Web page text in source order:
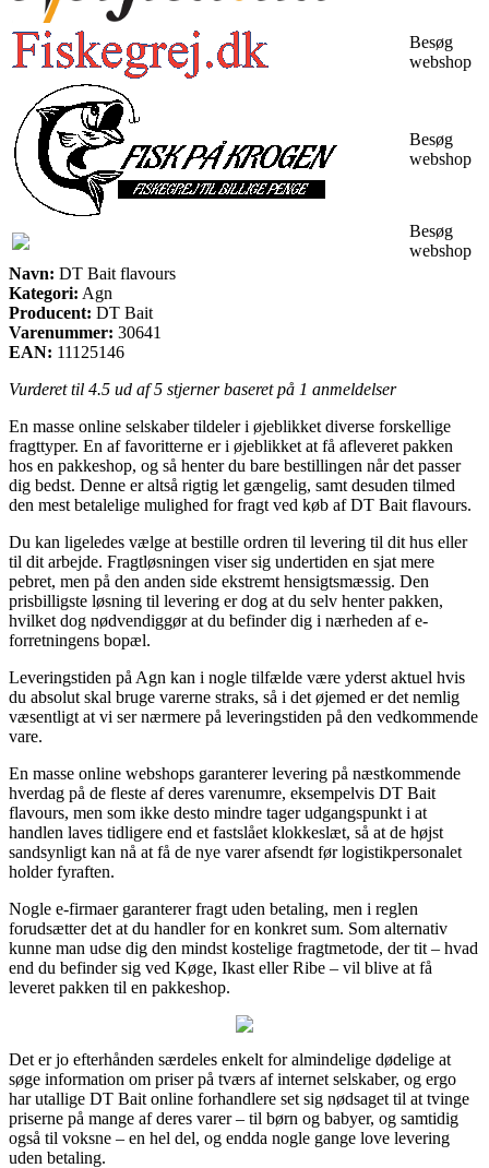
Besøg
webshop
Besøg
webshop
Besøg
webshop
Navn: DT Bait flavours
Kategori: Agn
Producent: DT Bait
Varenummer: 30641
EAN: 11125146
Vurderet til 4.5 ud af 5 stjerner baseret på 1 anmeldelser
En masse online selskaber tildeler i øjeblikket diverse forskellige
fragttyper. En af favoritterne er i øjeblikket at få afleveret pakken
hos en pakkeshop, og så henter du bare bestillingen når det passer
dig bedst. Denne er altså rigtig let gængelig, samt desuden tilmed
den mest betalelige mulighed for fragt ved køb af DT Bait flavours.
Du kan ligeledes vælge at bestille ordren til levering til dit hus eller
til dit arbejde. Fragtløsningen viser sig undertiden en sjat mere
pebret, men på den anden side ekstremt hensigtsmæssig. Den
prisbilligste løsning til levering er dog at du selv henter pakken,
hvilket dog nødvendiggør at du befinder dig i nærheden af e-
forretningens bopæl.
Leveringstiden på Agn kan i nogle tilfælde være yderst aktuel hvis
du absolut skal bruge varerne straks, så i det øjemed er det nemlig
væsentligt at vi ser nærmere på leveringstiden på den vedkommende
vare.
En masse online webshops garanterer levering på næstkommende
hverdag på de fleste af deres varenumre, eksempelvis DT Bait
flavours, men som ikke desto mindre tager udgangspunkt i at
handlen laves tidligere end et fastslået klokkeslæt, så at de højst
sandsynligt kan nå at få de nye varer afsendt før logistikpersonalet
holder fyraften.
Nogle e-firmaer garanterer fragt uden betaling, men i reglen
forudsætter det at du handler for en konkret sum. Som alternativ
kunne man udse dig den mindst kostelige fragtmetode, der tit – hvad
end du befinder sig ved Køge, Ikast eller Ribe – vil blive at få
leveret pakken til en pakkeshop.
Det er jo efterhånden særdeles enkelt for almindelige dødelige at
søge information om priser på tværs af internet selskaber, og ergo
har utallige DT Bait online forhandlere set sig nødsaget til at tvinge
priserne på mange af deres varer – til børn og babyer, og samtidig
også til voksne – en hel del, og endda nogle gange love levering
uden betaling.